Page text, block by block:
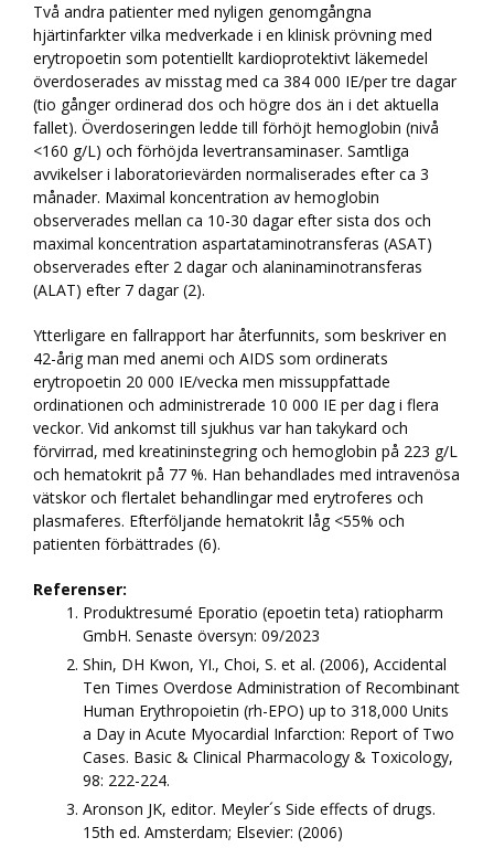
Två andra patienter med nyligen genomgångna
hjärtinfarkter vilka medverkade i en klinisk prövning med
erytropoetin som potentiellt kardioprotektivt läkemedel
överdoserades av misstag med ca 384 000 IE/per tre dagar
(tio gånger ordinerad dos och högre dos än i det aktuella
fallet). Överdoseringen ledde till förhöjt hemoglobin (nivå
<160 g/L) och förhöjda levertransaminaser. Samtliga
avvikelser i laboratorievärden normaliserades efter ca 3
månader. Maximal koncentration av hemoglobin
observerades mellan ca 10-30 dagar efter sista dos och
maximal koncentration aspartataminotransferas (ASAT)
observerades efter 2 dagar och alaninaminotransferas
(ALAT) efter 7 dagar (2).
Ytterligare en fallrapport har återfunnits, som beskriver en
42-årig man med anemi och AIDS som ordinerats
erytropoetin 20 000 IE/vecka men missuppfattade
ordinationen och administrerade 10 000 IE per dag i flera
veckor. Vid ankomst till sjukhus var han takykard och
förvirrad, med kreatininstegring och hemoglobin på 223 g/L
och hematokrit på 77 %. Han behandlades med intravenösa
vätskor och flertalet behandlingar med erytroferes och
plasmaferes. Efterföljande hematokrit låg <55% och
patienten förbättrades (6).
Referenser:
Produktresumé Eporatio (epoetin teta) ratiopharm
GmbH. Senaste översyn: 09/2023
Shin, DH Kwon, YI., Choi, S. et al. (2006), Accidental
Ten Times Overdose Administration of Recombinant
Human Erythropoietin (rh-EPO) up to 318,000 Units
a Day in Acute Myocardial Infarction: Report of Two
Cases. Basic & Clinical Pharmacology & Toxicology,
98: 222-224.
Aronson JK, editor. Meyler´s Side effects of drugs.
15th ed. Amsterdam; Elsevier: (2006)